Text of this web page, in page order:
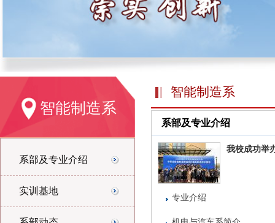
智能制造系
系部及专业介绍
实训基地
智能制造系
系部及专业介绍
我校成功举
专业介绍